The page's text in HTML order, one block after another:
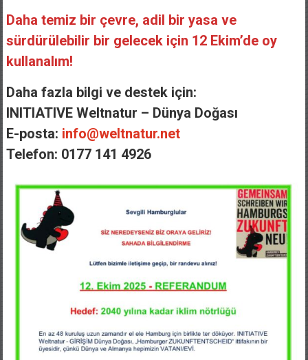
Daha temiz bir çevre, adil bir yasa ve
sürdürülebilir bir gelecek için 12 Ekim’de oy
kullanalım!
Daha fazla bilgi ve destek için:
INITIATIVE Weltnatur – Dünya Doğası
E-posta: info@weltnatur.net
Telefon: 0177 141 4926